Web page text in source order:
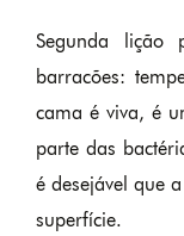
Segunda lição
barracões:
cama é viva, é
parte das
é desejável que
superfície.